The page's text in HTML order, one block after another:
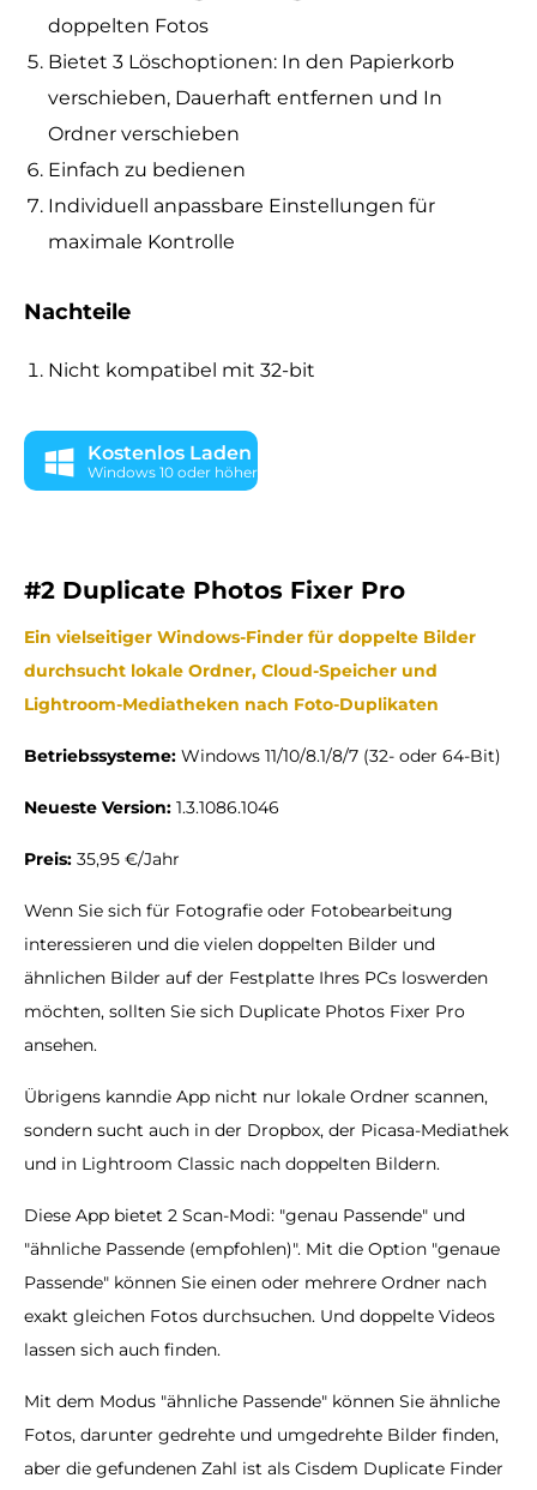
doppelten Fotos
Bietet 3 Löschoptionen: In den Papierkorb
verschieben, Dauerhaft entfernen und In
Ordner verschieben
Einfach zu bedienen
Individuell anpassbare Einstellungen für
maximale Kontrolle
Nachteile
Nicht kompatibel mit 32-bit
Kostenlos Laden
Windows 10 oder höher
#2 Duplicate Photos Fixer Pro
Ein vielseitiger Windows-Finder für doppelte Bilder
durchsucht lokale Ordner, Cloud-Speicher und
Lightroom-Mediatheken nach Foto-Duplikaten
Betriebssysteme: Windows 11/10/8.1/8/7 (32- oder 64-Bit)
Neueste Version: 1.3.1086.1046
Preis: 35,95 €/Jahr
Wenn Sie sich für Fotografie oder Fotobearbeitung
interessieren und die vielen doppelten Bilder und
ähnlichen Bilder auf der Festplatte Ihres PCs loswerden
möchten, sollten Sie sich Duplicate Photos Fixer Pro
ansehen.
Übrigens kanndie App nicht nur lokale Ordner scannen,
sondern sucht auch in der Dropbox, der Picasa-Mediathek
und in Lightroom Classic nach doppelten Bildern.
Diese App bietet 2 Scan-Modi: "genau Passende" und
"ähnliche Passende (empfohlen)". Mit die Option "genaue
Passende" können Sie einen oder mehrere Ordner nach
exakt gleichen Fotos durchsuchen. Und doppelte Videos
lassen sich auch finden.
Mit dem Modus "ähnliche Passende" können Sie ähnliche
Fotos, darunter gedrehte und umgedrehte Bilder finden,
aber die gefundenen Zahl ist als Cisdem Duplicate Finder